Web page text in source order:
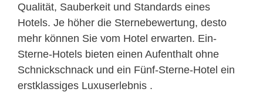
Qualität, Sauberkeit und Standards eines
Hotels. Je höher die Sternebewertung, desto
mehr können Sie vom Hotel erwarten. Ein-
Sterne-Hotels bieten einen Aufenthalt ohne
Schnickschnack und ein Fünf-Sterne-Hotel ein
erstklassiges Luxuserlebnis .